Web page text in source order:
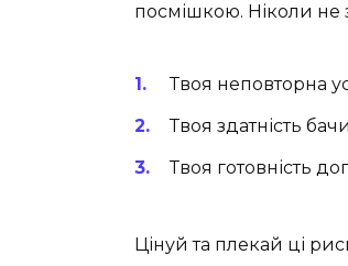
посмішкою. Ніколи не
Твоя неповторна
Твоя здатність
Твоя готовність
Цінуй та плекай ці